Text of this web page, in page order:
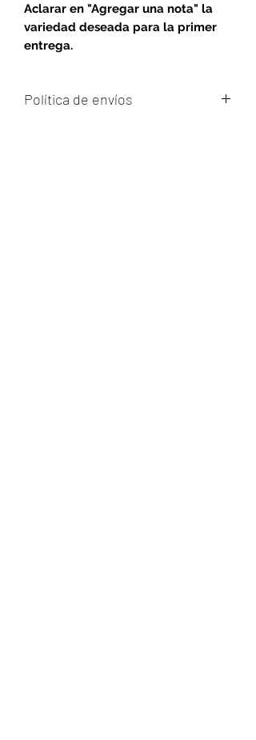
Aclarar en "Agregar una nota" la
variedad deseada para la primer
entrega.
Política de envíos